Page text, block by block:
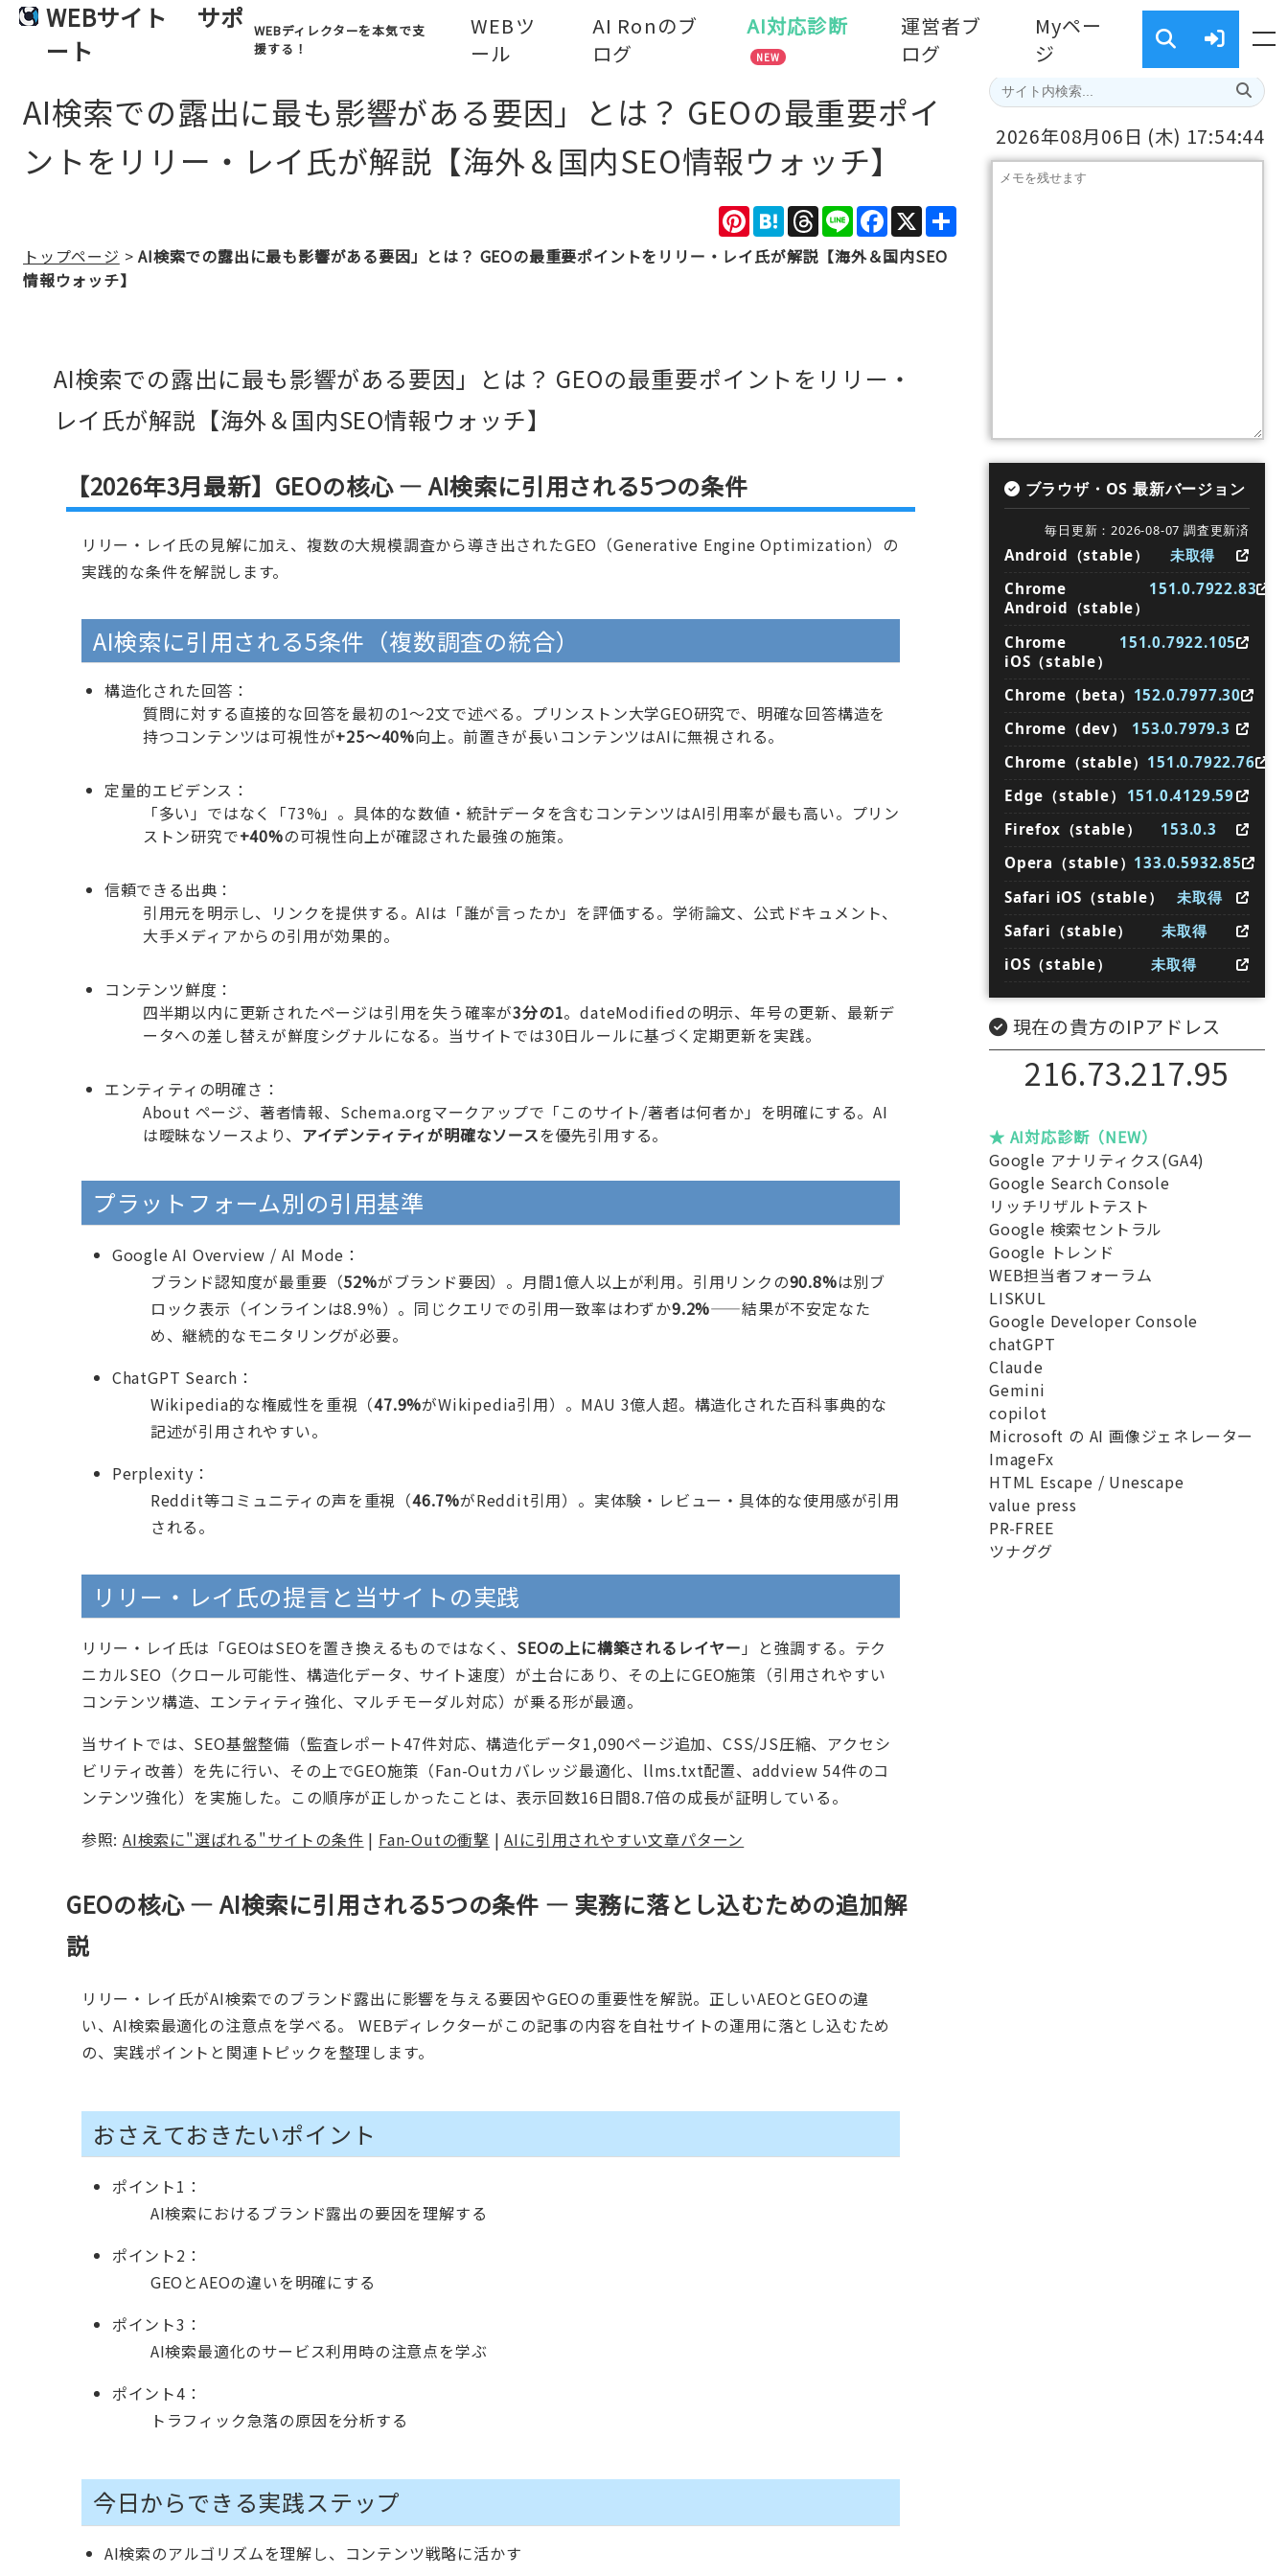
WEBサイト
サポ
ート
WEBディレクターを本気で支
援する！
WEBツ
ール
AI Ronのブ
ログ
AI対応診断
NEW
運営者ブ
ログ
Myペー
ジ
AI検索での露出に最も影響がある要因」とは？ GEOの最重要ポイ
ントをリリー・レイ氏が解説【海外＆国内SEO情報ウォッチ】
X
Facebook
Line
Threads
Hatena
Pinterest
トップページ >AI検索での露出に最も影響がある要因」とは？ GEOの最重要ポイントをリリー・レイ氏が解説【海外＆国内SEO
情報ウォッチ】
AI検索での露出に最も影響がある要因」とは？ GEOの最重要ポイントをリリー・
レイ氏が解説【海外＆国内SEO情報ウォッチ】
【2026年3月最新】GEOの核心 — AI検索に引用される5つの条件
リリー・レイ氏の見解に加え、複数の大規模調査から導き出されたGEO（Generative Engine Optimization）の
実践的な条件を解説します。
AI検索に引用される5条件（複数調査の統合）
構造化された回答：
質問に対する直接的な回答を最初の1〜2文で述べる。プリンストン大学GEO研究で、明確な回答構造を
持つコンテンツは可視性が+25〜40%向上。前置きが長いコンテンツはAIに無視される。
定量的エビデンス：
「多い」ではなく「73%」。具体的な数値・統計データを含むコンテンツはAI引用率が最も高い。プリン
ストン研究で+40%の可視性向上が確認された最強の施策。
信頼できる出典：
引用元を明示し、リンクを提供する。AIは「誰が言ったか」を評価する。学術論文、公式ドキュメント、
大手メディアからの引用が効果的。
コンテンツ鮮度：
四半期以内に更新されたページは引用を失う確率が3分の1。dateModifiedの明示、年号の更新、最新デ
ータへの差し替えが鮮度シグナルになる。当サイトでは30日ルールに基づく定期更新を実践。
エンティティの明確さ：
About ページ、著者情報、Schema.orgマークアップで「このサイト/著者は何者か」を明確にする。AI
は曖昧なソースより、 アイデンティティが明確なソースを優先引用する。
プラットフォーム別の引用基準
Google AI Overview / AI Mode：
ブランド認知度が最重要（52%がブランド要因）。月間1億人以上が利用。引用リンクの90.8%は別ブ
ロック表示（インラインは8.9%）。同じクエリでの引用一致率はわずか9.2%——結果が不安定なた
め、継続的なモニタリングが必要。
ChatGPT Search：
Wikipedia的な権威性を重視（47.9%がWikipedia引用）。MAU 3億人超。構造化された百科事典的な
記述が引用されやすい。
Perplexity：
Reddit等コミュニティの声を重視（46.7%がReddit引用）。実体験・レビュー・具体的な使用感が引用
される。
リリー・レイ氏の提言と当サイトの実践
リリー・レイ氏は「GEOはSEOを置き換えるものではなく、 SEOの上に構築されるレイヤー 」と強調する。テク
ニカルSEO（クロール可能性、構造化データ、サイト速度）が土台にあり、その上にGEO施策（引用されやすい
コンテンツ構造、エンティティ強化、マルチモーダル対応）が乗る形が最適。
当サイトでは、SEO基盤整備（監査レポート47件対応、構造化データ1,090ページ追加、CSS/JS圧縮、アクセシ
ビリティ改善）を先に行い、その上でGEO施策（Fan-Outカバレッジ最適化、llms.txt配置、addview 54件のコ
ンテンツ強化）を実施した。この順序が正しかったことは、表示回数16日間8.7倍の成長が証明している。
参照: AI検索に"選ばれる"サイトの条件 | Fan-Outの衝撃 |AIに引用されやすい文章パターン
GEOの核心 — AI検索に引用される5つの条件 — 実務に落とし込むための追加解
説
リリー・レイ氏がAI検索でのブランド露出に影響を与える要因やGEOの重要性を解説。正しいAEOとGEOの違
い、AI検索最適化の注意点を学べる。 WEBディレクターがこの記事の内容を自社サイトの運用に落とし込むため
の、実践ポイントと関連トピックを整理します。
おさえておきたいポイント
ポイント1：
AI検索におけるブランド露出の要因を理解する
ポイント2：
GEOとAEOの違いを明確にする
ポイント3：
AI検索最適化のサービス利用時の注意点を学ぶ
ポイント4：
トラフィック急落の原因を分析する
今日からできる実践ステップ
AI検索のアルゴリズムを理解し、コンテンツ戦略に活かす
2026年08月06日 (木) 17:54:45
ブラウザ・OS 最新バージョン
毎日更新：2026-08-07 調査更新済
Android（stable）
未取得
Chrome
Android（stable）
151.0.7922.83
Chrome
iOS（stable）
151.0.7922.105
Chrome（beta） 152.0.7977.30
Chrome（dev）
153.0.7979.3
Chrome（stable） 151.0.7922.76
Edge（stable）
151.0.4129.59
Firefox（stable）
153.0.3
Opera（stable） 133.0.5932.85
Safari iOS（stable）
未取得
Safari（stable）
未取得
iOS（stable）
未取得
現在の貴方のIPアドレス
216.73.217.95
★ AI対応診断（NEW）
Google アナリティクス(GA4)
Google Search Console
リッチリザルトテスト
Google 検索セントラル
Google トレンド
WEB担当者フォーラム
LISKUL
Google Developer Console
chatGPT
Claude
Gemini
copilot
Microsoft の AI 画像ジェネレーター
ImageFx
HTML Escape / Unescape
value press
PR-FREE
ツナググ